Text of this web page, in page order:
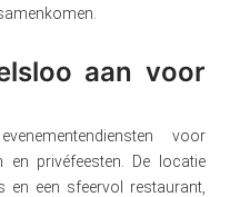
aan voor
voor
en privéfeesten. De locatie
en een sfeervol restaurant,